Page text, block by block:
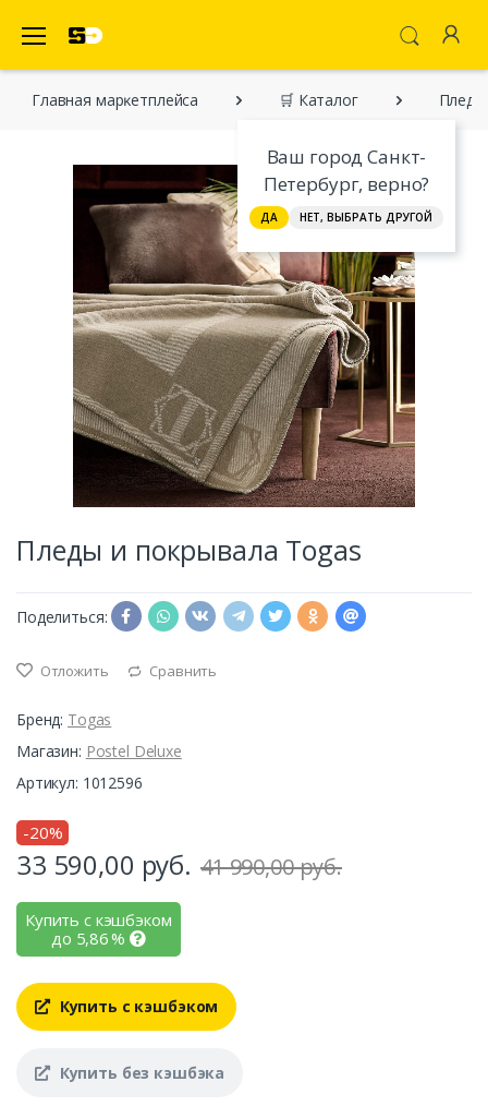
Ваш город Санкт-
Петербург, верно?
ДА НЕТ, ВЫБРАТЬ ДРУГОЙ
Главная марĸетплейса 🛒 Каталог
Пледы и покрывала Togas
Поделиться:
Отложить Сравнить
Бренд: Togas
Магазин: Postel Deluxe
Артикул: 1012596
-20%
33 590,00 руб. 41 990,00 руб.
Купить с кэшбэком
до 5,86%
Купить с кэшбэком
Купить без кэшбэка